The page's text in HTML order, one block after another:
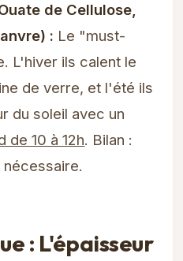
de Cellulose,
: Le "must-
L'hiver ils calent le
de verre, et l'été ils
du soleil avec un
de 10 à 12h. Bilan :
: L'épaisseur